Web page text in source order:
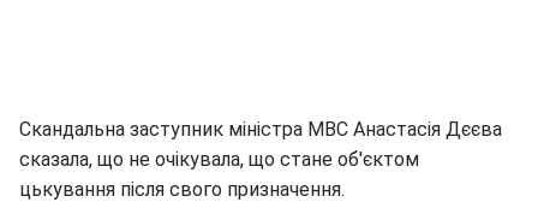
Скандальна заступник міністра МВС Анастасія Дєєва
сказала, що не очікувала, що стане об'єктом
цькування після свого призначення.